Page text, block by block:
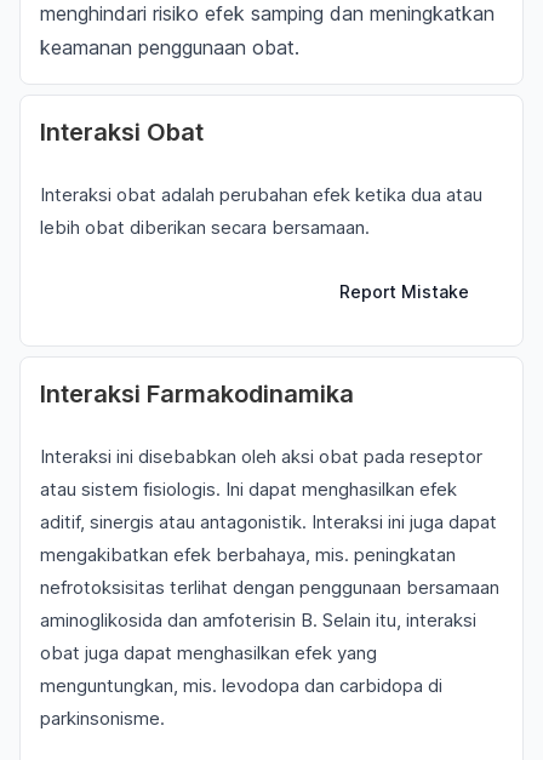
menghindari risiko efek samping dan meningkatkan
keamanan penggunaan obat.
Interaksi Obat
Interaksi obat adalah perubahan efek ketika dua atau
lebih obat diberikan secara bersamaan.
Report Mistake
Interaksi Farmakodinamika
Interaksi ini disebabkan oleh aksi obat pada reseptor
atau sistem fisiologis. Ini dapat menghasilkan efek
aditif, sinergis atau antagonistik. Interaksi ini juga dapat
mengakibatkan efek berbahaya, mis. peningkatan
nefrotoksisitas terlihat dengan penggunaan bersamaan
aminoglikosida dan amfoterisin B. Selain itu, interaksi
obat juga dapat menghasilkan efek yang
menguntungkan, mis. levodopa dan carbidopa di
parkinsonisme.